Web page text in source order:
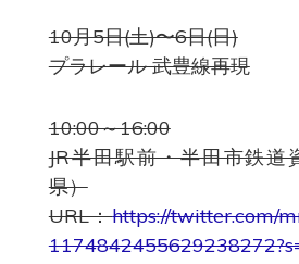
10月5日(土)〜6日(日)
プラレール 武豊線再現
10:00～16:00
JR半田駅前・半田市鉄道
県）
URL：https://twitter.com/